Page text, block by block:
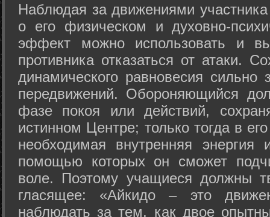
Hаблюдая за движениями
о его физическом и духовно-
эффект можно использовать и
противника отказаться от атаки.
динамического равновесия сильно
передвижений. Обороняющийся
фазе покоя или действий,
истинном Центре; только тогда в
необходимая внутренняя
помощью которых он сможет
воле. Поэтому учащиеся должны
гласящее: «Айкидо – это
наблюдать за тем, как двое